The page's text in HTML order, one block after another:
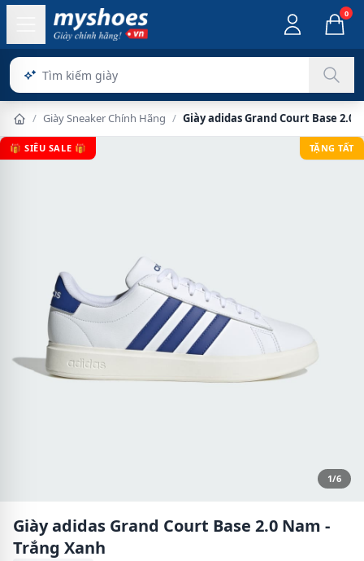
0
/ Giày Sneaker Chính Hãng / Giày adidas Grand Court Base 2.0
🎁 SIÊU SALE 🎁 TẶNG TẤT
1/6
Giày adidas Grand Court Base 2.0 Nam -
Trắng Xanh